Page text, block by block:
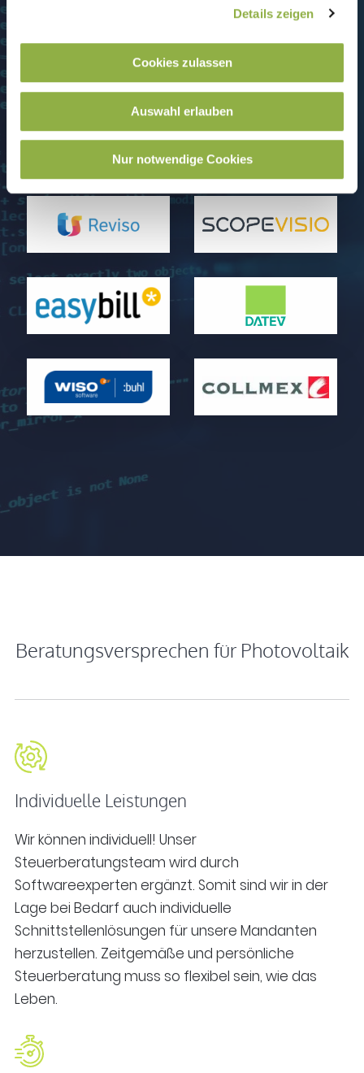
Details zeigen
Cookies zulassen
Auswahl erlauben
Nur notwendige Cookies
Beratungsversprechen für Photovoltaik
Individuelle Leistungen
Wir können individuell! Unser
Steuerberatungsteam wird durch
Softwareexperten ergänzt. Somit sind wir in der
Lage bei Bedarf auch individuelle
Schnittstellenlösungen für unsere Mandanten
herzustellen. Zeitgemäße und persönliche
Steuerberatung muss so flexibel sein, wie das
Leben.